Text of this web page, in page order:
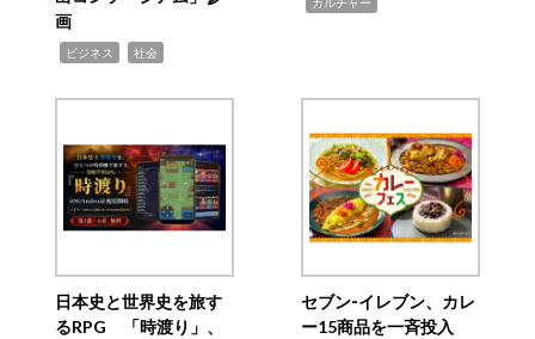
画
ビジネス 社会
日本史と世界史を旅す
るRPG 「時渡り」、
セブン‐イレブン、カレ
ー15商品を一斉投入